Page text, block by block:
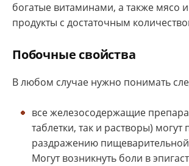
богатые витаминами, а также мясо
продукты с достаточным
Побочные свойства
В любом случае нужно понимать
все железосодержащие
таблетки, так и растворы) могут
раздражению
Могут возникнуть боли в